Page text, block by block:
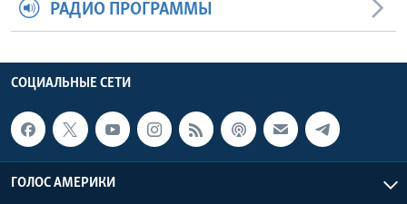
РАДИО ПРОГРАММЫ
СОЦИАЛЬНЫЕ СЕТИ
ГОЛОС АМЕРИКИ